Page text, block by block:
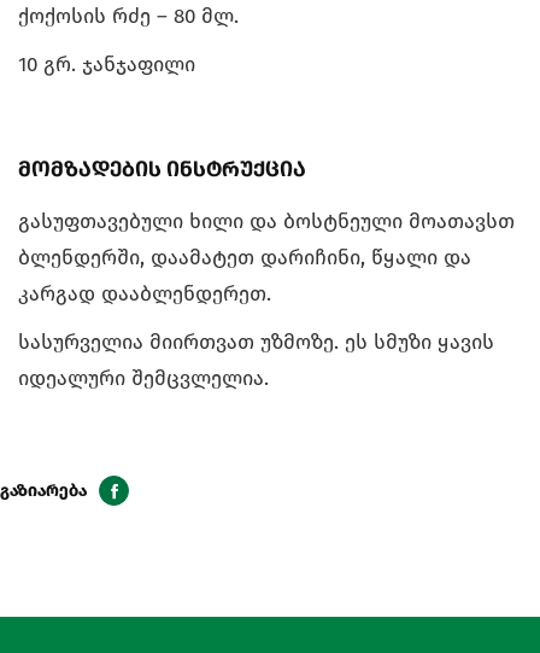
ქოქოსის რძე – 80 მლ.
10 გრ. ჯანჯაფილი
მომზადების ინსტრუქცია
გასუფთავებული ხილი და ბოსტნეული მოათავსთ
ბლენდერში, დაამატეთ დარიჩინი, წყალი და
კარგად დააბლენდერეთ.
სასურველია მიირთვათ უზმოზე. ეს სმუზი ყავის
იდეალური შემცვლელია.
გაზიარება